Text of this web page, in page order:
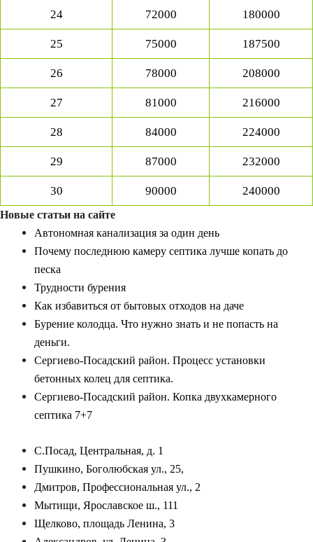
24 72000 180000
25 75000 187500
26 78000 208000
27 81000 216000
28 84000 224000
29 87000 232000
30 90000
240000
Новые статьи на сайте
Автономная канализация за один день
Почему последнюю камеру септика лучше копать до
песка
Трудности бурения
Как избавиться от бытовых отходов на даче
Бурение колодца. Что нужно знать и не попасть на
деньги.
Сергиево-Посадский район. Процесс установки
бетонных колец для септика.
Сергиево-Посадский район. Копка двухкамерного
септика 7+7
С.Посад, Центральная, д. 1
Пушкино, Боголюбская ул., 25,
Дмитров, Профессиональная ул., 2
Мытищи, Ярославское ш., 111
Щелково, площадь Ленина, 3